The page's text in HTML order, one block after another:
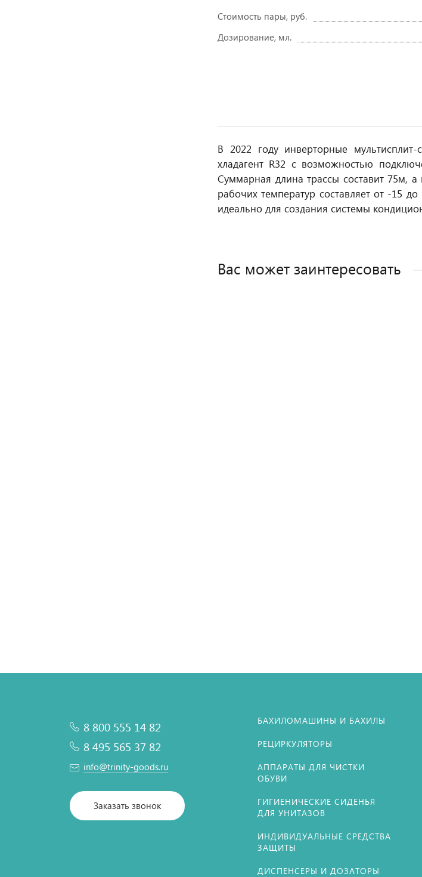
Стоимость пары, руб.
Дозирование, мл.
В 2022 году инверторные
хладагент R32 с возможностью
Суммарная длина трассы составит 75м,
рабочих температур составляет от -15
идеально для создания системы
Вас может заинтересовать
8 800 555 14 82
8 495 565 37 82
info@trinity-goods.ru
Заказать звонок
БАХИЛОМАШИНЫ И БАХИЛЫ
РЕЦИРКУЛЯТОРЫ
АППАРАТЫ ДЛЯ ЧИСТКИ
ОБУВИ
ГИГИЕНИЧЕСКИЕ СИДЕНЬЯ
ДЛЯ УНИТАЗОВ
ИНДИВИДУАЛЬНЫЕ СРЕДСТВА
ЗАЩИТЫ
ДИСПЕНСЕРЫ И ДОЗАТОРЫ